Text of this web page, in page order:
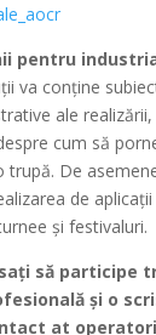
pentru
va conține
ale
cum să
trupă. De
de
și festivaluri.
să participe
și o
at